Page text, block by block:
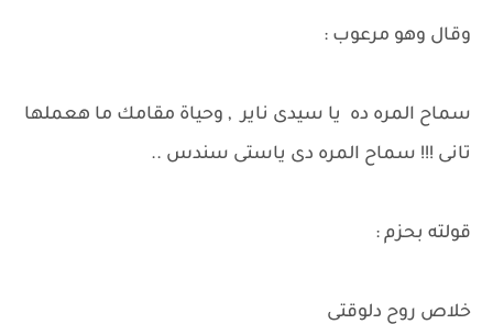
وقال وهو مرعوب :
سماح المره ده يا سيدى ناير , وحياة مقامك ما هعملها
تانى !!! سماح المره دى ياستى سندس ..
قولته بحزم :
خلاص روح دلوقتى